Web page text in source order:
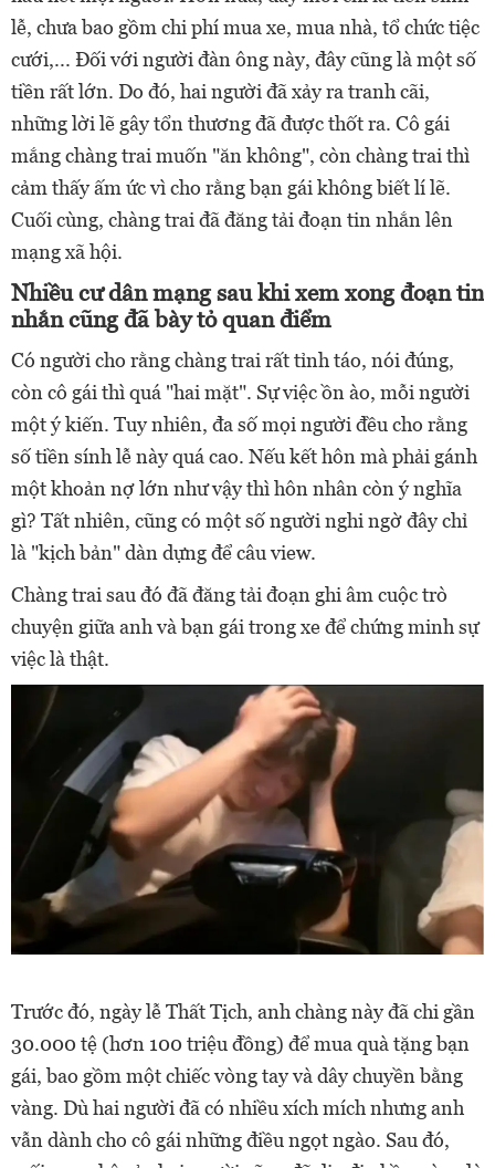
lễ, chưa bao gồm chi phí mua xe, mua nhà, tổ chức tiệc
cưới,... Đối với người đàn ông này, đây cũng là một số
tiền rất lớn. Do đó, hai người đã xảy ra tranh cãi,
những lời lẽ gây tổn thương đã được thốt ra. Cô gái
mắng chàng trai muốn "ăn không", còn chàng trai thì
cảm thấy ấm ức vì cho rằng bạn gái không biết lí lẽ.
Cuối cùng, chàng trai đã đăng tải đoạn tin nhắn lên
mạng xã hội.
Nhiều cư dân mạng sau khi xem xong đoạn tin
nhắn cũng đã bày tỏ quan điểm
Có người cho rằng chàng trai rất tỉnh táo, nói đúng,
còn cô gái thì quá "hai mặt". Sự việc ồn ào, mỗi người
một ý kiến. Tuy nhiên, đa số mọi người đều cho rằng
số tiền sính lễ này quá cao. Nếu kết hôn mà phải gánh
một khoản nợ lớn như vậy thì hôn nhân còn ý nghĩa
gì? Tất nhiên, cũng có một số người nghi ngờ đây chỉ
là "kịch bản" dàn dựng để câu view.
Chàng trai sau đó đã đăng tải đoạn ghi âm cuộc trò
chuyện giữa anh và bạn gái trong xe để chứng minh sự
việc là thật.
Trước đó, ngày lễ Thất Tịch, anh chàng này đã chi gần
30.000 tệ (hơn 100 triệu đồng) để mua quà tặng bạn
gái, bao gồm một chiếc vòng tay và dây chuyền bằng
vàng. Dù hai người đã có nhiều xích mích nhưng anh
vẫn dành cho cô gái những điều ngọt ngào. Sau đó,